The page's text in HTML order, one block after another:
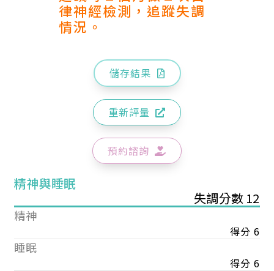
律神經檢測，追蹤失調
情況。
儲存結果
重新評量
預約諮詢
精神與睡眠
失調分數 12
精神
得分 6
睡眠
得分 6